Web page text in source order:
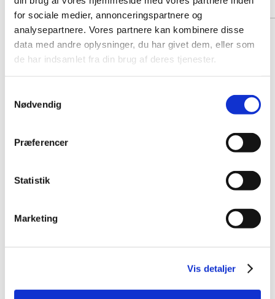
for sociale medier, annonceringspartnere og
analysepartnere. Vores partnere kan kombinere disse
data med andre oplysninger, du har givet dem, eller som
de har indsamlet fra din brug af deres tjenester.
Nødvendig
Præferencer
Statistik
Marketing
Vis detaljer